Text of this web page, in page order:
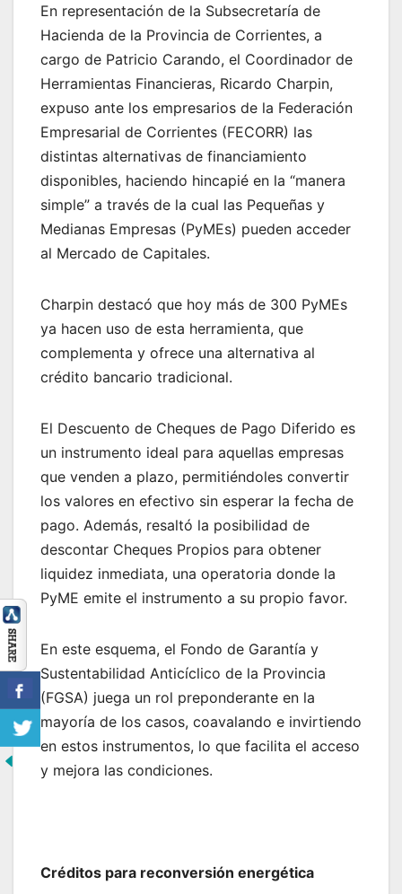
En representación de la Subsecretaría de
Hacienda de la Provincia de Corrientes, a
cargo de Patricio Carando, el Coordinador de
Herramientas Financieras, Ricardo Charpin,
expuso ante los empresarios de la Federación
Empresarial de Corrientes (FECORR) las
distintas alternativas de financiamiento
disponibles, haciendo hincapié en la “manera
simple” a través de la cual las Pequeñas y
Medianas Empresas (PyMEs) pueden acceder
al Mercado de Capitales.
Charpin destacó que hoy más de 300 PyMEs
ya hacen uso de esta herramienta, que
complementa y ofrece una alternativa al
crédito bancario tradicional.
El Descuento de Cheques de Pago Diferido es
un instrumento ideal para aquellas empresas
que venden a plazo, permitiéndoles convertir
los valores en efectivo sin esperar la fecha de
pago. Además, resaltó la posibilidad de
descontar Cheques Propios para obtener
liquidez inmediata, una operatoria donde la
PyME emite el instrumento a su propio favor.
En este esquema, el Fondo de Garantía y
Sustentabilidad Anticíclico de la Provincia
(FGSA) juega un rol preponderante en la
mayoría de los casos, coavalando e invirtiendo
en estos instrumentos, lo que facilita el acceso
y mejora las condiciones.
Créditos para reconversión energética